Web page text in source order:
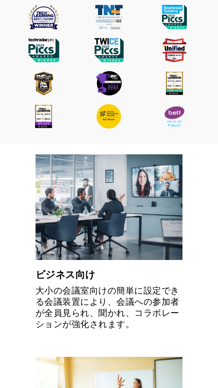
ビジネス向け
大小の会議室向けの簡単に設定でき
る会議装置により、会議への参加者
が全員見られ、聞かれ、コラボレー
ションが強化されます。